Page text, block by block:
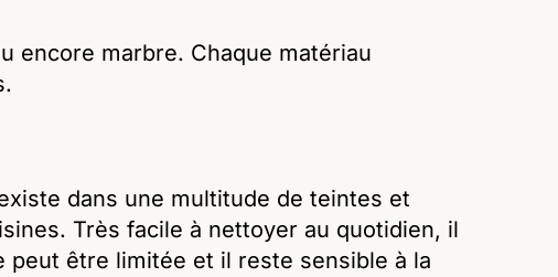
encore marbre. Chaque matériau
dans une multitude de teintes et
Très facile à nettoyer au quotidien, il
peut être limitée et il reste sensible à la